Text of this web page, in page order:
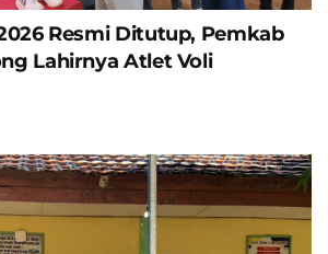
Resmi Ditutup, Pemkab
Lahirnya Atlet Voli